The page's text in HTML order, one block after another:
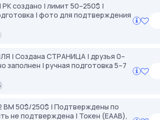
создано | лимит 50–250$ |
| фото для подтверждения
| Создана СТРАНИЦА | друзья 0–
заполнен | ручная подготовка 5–7
BM 50$/250$ | Подтверждены по
не подтверждена | Токен (EAAB),